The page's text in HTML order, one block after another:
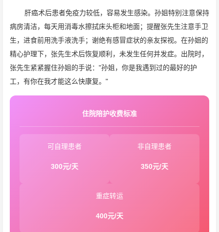
肝癌术后患者免疫力较低，容易发生感染。孙姐特别注意保持
病房清洁，每天用消毒水擦拭床头柜和地面；提醒张先生注意手卫
生，进食前用洗手液洗手；谢绝有感冒症状的亲友探视。在孙姐的
精心护理下，张先生术后恢复顺利，未发生任何并发症。出院时，
张先生紧紧握住孙姐的手说："孙姐，你是我遇到过的最好的护
工，有你在我才能这么快康复。"
住院陪护收费标准
可自理患者
300元/天
非自理患者
350元/天
重症转运
400元/天